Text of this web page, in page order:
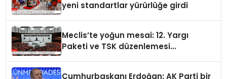
yeni standartlar yürürlüğe girdi
Meclis’te yoğun mesai: 12. Yargı
Paketi ve TSK düzenlemesi
Cumhurbaşkanı Erdoğan: AK Parti bir